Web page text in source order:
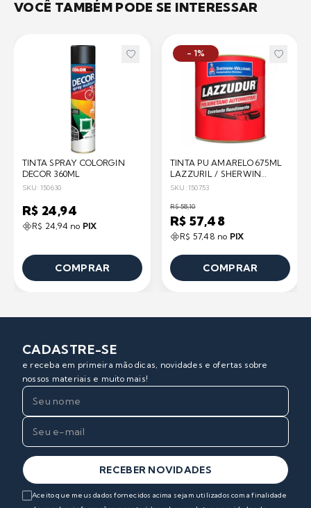
VOCÊ TAMBÉM PODE SE INTERESSAR
TINTA SPRAY COLORGIN
DECOR 360ML
SKU: 150630
R$ 24,94
R$ 24,94 no PIX
COMPRAR
TINTA PU AMARELO 675ML
LAZZURIL / SHERWIN
WILLIAMS
SKU: 150753
R$ 58,10
R$ 57,48
R$ 57,48 no PIX
- 1%
COMPRAR
CADASTRE-SE
e receba em primeira mão dicas, novidades e ofertas sobre
nossos materiais e muito mais!
RECEBER NOVIDADES
Aceito que meus dados fornecidos acima sejam utilizados com a finalidade